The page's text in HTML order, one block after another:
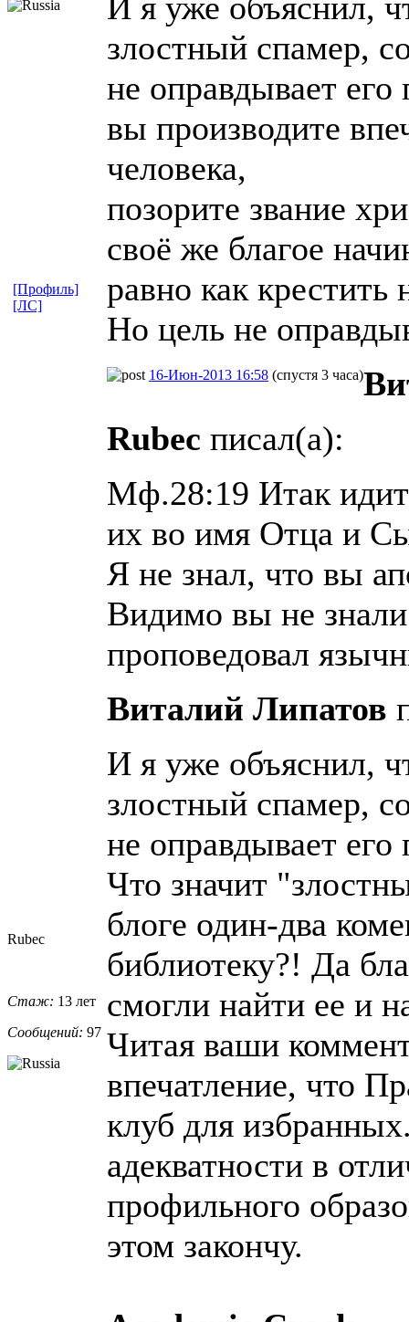
злостный спамер,
не оправдывает
вы производите
человека,
позорите звание
своё же благое
равно как крестить
Но цель не
[Профиль]
[ЛС]
Rubec
Стаж: 13 лет
Сообщений: 97
16-Июн-2013 16:58 (спустя 3 часа)
Rubec писал(а):
Мф.28:19 Итак
их во имя Отца и
Я не знал, что вы
Видимо вы не
проповедовал
Виталий Липатов
И я уже объяснил,
злостный спамер,
не оправдывает его
Что значит
блоге один-два
библиотеку?! Да
смогли найти ее и
Читая ваши
впечатление, что
клуб для
адекватности в
профильного
этом закончу.